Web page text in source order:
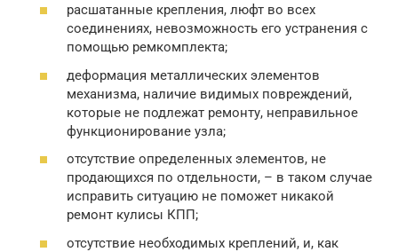
расшатанные крепления, люфт во всех
соединениях, невозможность его устранения с
помощью ремкомплекта;
деформация металлических элементов
механизма, наличие видимых повреждений,
которые не подлежат ремонту, неправильное
функционирование узла;
отсутствие определенных элементов, не
продающихся по отдельности, – в таком случае
исправить ситуацию не поможет никакой
ремонт кулисы КПП;
отсутствие необходимых креплений, и, как